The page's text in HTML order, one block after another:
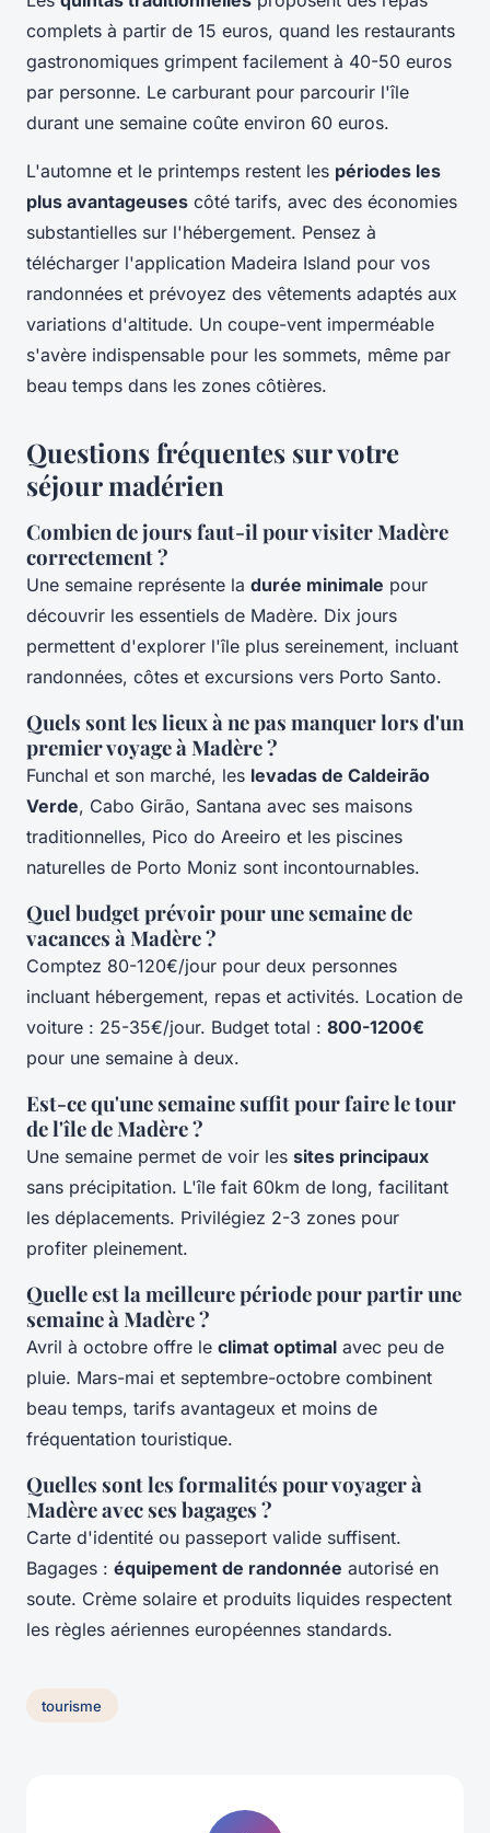
complets à partir de 15 euros, quand les restaurants
gastronomiques grimpent facilement à 40-50 euros
par personne. Le carburant pour parcourir l'île
durant une semaine coûte environ 60 euros.
L'automne et le printemps restent les périodes les
plus avantageuses côté tarifs, avec des économies
substantielles sur l'hébergement. Pensez à
télécharger l'application Madeira Island pour vos
randonnées et prévoyez des vêtements adaptés aux
variations d'altitude. Un coupe-vent imperméable
s'avère indispensable pour les sommets, même par
beau temps dans les zones côtières.
Questions fréquentes sur votre
séjour madérien
Combien de jours faut-il pour visiter Madère
correctement ?
Une semaine représente la durée minimale pour
découvrir les essentiels de Madère. Dix jours
permettent d'explorer l'île plus sereinement, incluant
randonnées, côtes et excursions vers Porto Santo.
Quels sont les lieux à ne pas manquer lors d'un
premier voyage à Madère ?
Funchal et son marché, les levadas de Caldeirão
Verde, Cabo Girão, Santana avec ses maisons
traditionnelles, Pico do Areeiro et les piscines
naturelles de Porto Moniz sont incontournables.
Quel budget prévoir pour une semaine de
vacances à Madère ?
Comptez 80-120€/jour pour deux personnes
incluant hébergement, repas et activités. Location de
voiture : 25-35€/jour. Budget total : 800-1200€
pour une semaine à deux.
Est-ce qu'une semaine suffit pour faire le tour
de l'île de Madère ?
Une semaine permet de voir les sites principaux
sans précipitation. L'île fait 60km de long, facilitant
les déplacements. Privilégiez 2-3 zones pour
profiter pleinement.
Quelle est la meilleure période pour partir une
semaine à Madère ?
Avril à octobre offre le climat optimal avec peu de
pluie. Mars-mai et septembre-octobre combinent
beau temps, tarifs avantageux et moins de
fréquentation touristique.
Quelles sont les formalités pour voyager à
Madère avec ses bagages ?
Carte d'identité ou passeport valide suffisent.
Bagages : équipement de randonnée autorisé en
soute. Crème solaire et produits liquides respectent
les règles aériennes européennes standards.
tourisme